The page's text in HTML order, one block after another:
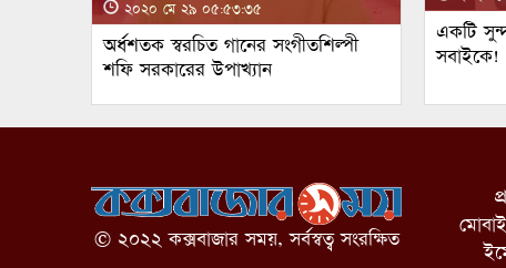
২০২০ মে ২৯ ০৫:৫৩:৩৫
অর্ধশতক স্বরচিত গানের সংগীতশিল্পী
শফি সরকারের উপাখ্যান
একটি
সবাইকে!
© ২০২২ কক্সবাজার সময়, সর্বস্বত্ব সংরক্ষিত